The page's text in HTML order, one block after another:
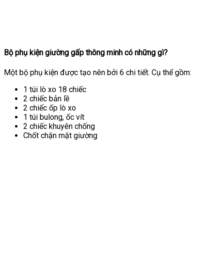
Bộ phụ kiện giường gấp thông minh có những gì?
Một bộ phụ kiện được tạo nên bởi 6 chi tiết. Cụ thể gồm:
1 túi lò xo 18 chiếc
2 chiếc bản lề
2 chiếc ốp lò xo
1 túi bulong, ốc vít
2 chiếc khuyên chống
Chốt chặn mặt giường